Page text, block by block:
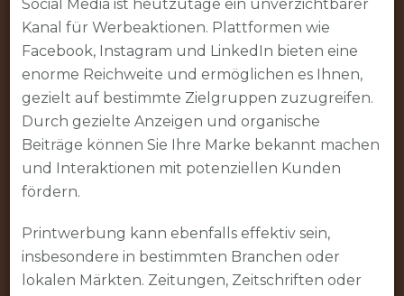
Social Media ist heutzutage ein unverzichtbarer
Kanal für Werbeaktionen. Plattformen wie
Facebook, Instagram und LinkedIn bieten eine
enorme Reichweite und ermöglichen es Ihnen,
gezielt auf bestimmte Zielgruppen zuzugreifen.
Durch gezielte Anzeigen und organische
Beiträge können Sie Ihre Marke bekannt machen
und Interaktionen mit potenziellen Kunden
fördern.
Printwerbung kann ebenfalls effektiv sein,
insbesondere in bestimmten Branchen oder
lokalen Märkten. Zeitungen, Zeitschriften oder